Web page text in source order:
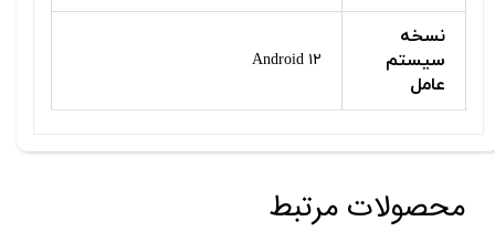
نسخه
سیستم
عامل
Android ۱۲
محصولات مرتبط